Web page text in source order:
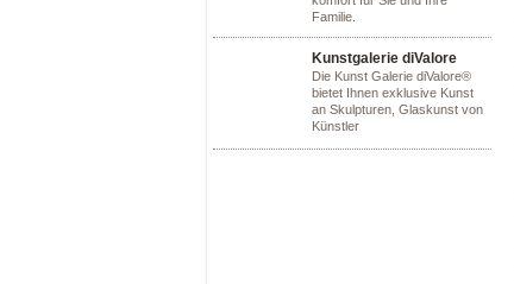
Familie.
Kunstgalerie diValore
Die Kunst Galerie diValore®
bietet Ihnen exklusive Kunst
an Skulpturen, Glaskunst von
Künstler